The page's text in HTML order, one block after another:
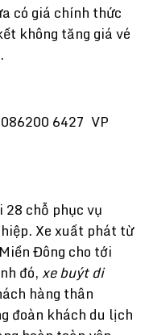
có giá chính thức
không tăng giá vé
6427 VP
28 chỗ phục vụ
Xe xuất phát từ
Đông cho tới
đó,xe buýt di
hàng thân
đoàn khách du lịch